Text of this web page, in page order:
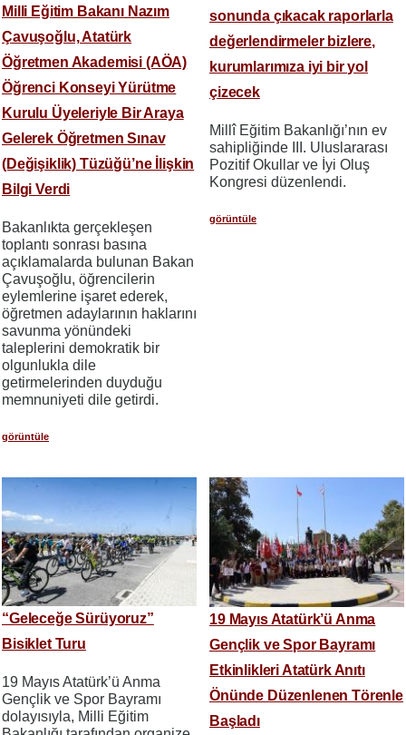
Milli Eğitim Bakanı Nazım
Çavuşoğlu, Atatürk
Öğretmen Akademisi (AÖA)
Öğrenci Konseyi Yürütme
Kurulu Üyeleriyle Bir Araya
Gelerek Öğretmen Sınav
(Değişiklik) Tüzüğü’ne İlişkin
Bilgi Verdi
Bakanlıkta gerçekleşen
toplantı sonrası basına
açıklamalarda bulunan Bakan
Çavuşoğlu, öğrencilerin
eylemlerine işaret ederek,
öğretmen adaylarının haklarını
savunma yönündeki
taleplerini demokratik bir
olgunlukla dile
getirmelerinden duyduğu
memnuniyeti dile getirdi.
görüntüle
sonunda çıkacak raporlarla
değerlendirmeler bizlere,
kurumlarımıza iyi bir yol
çizecek
Millî Eğitim Bakanlığı’nın ev
sahipliğinde III. Uluslararası
Pozitif Okullar ve İyi Oluş
Kongresi düzenlendi.
görüntüle
“Geleceğe Sürüyoruz”
Bisiklet Turu
19 Mayıs Atatürk’ü Anma
Gençlik ve Spor Bayramı
dolayısıyla, Milli Eğitim
19 Mayıs Atatürk’ü Anma
Gençlik ve Spor Bayramı
Etkinlikleri Atatürk Anıtı
Önünde Düzenlenen Törenle
Başladı